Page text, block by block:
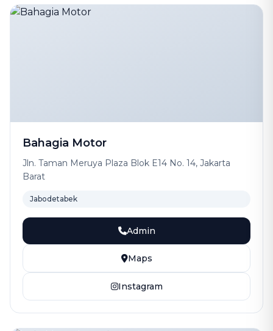
Bahagia Motor
Jln. Taman Meruya Plaza Blok E14 No. 14, Jakarta
Barat
Jabodetabek
Admin
Maps
Instagram